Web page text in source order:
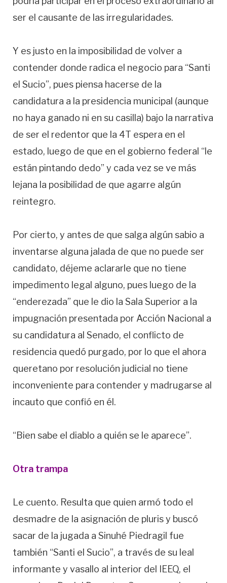
ser el causante de las irregularidades.
Y es justo en la imposibilidad de volver a
contender donde radica el negocio para “Santi
el Sucio”, pues piensa hacerse de la
candidatura a la presidencia municipal (aunque
no haya ganado ni en su casilla) bajo la narrativa
de ser el redentor que la 4T espera en el
estado, luego de que en el gobierno federal “le
están pintando dedo” y cada vez se ve más
lejana la posibilidad de que agarre algún
reintegro.
Por cierto, y antes de que salga algún sabio a
inventarse alguna jalada de que no puede ser
candidato, déjeme aclararle que no tiene
impedimento legal alguno, pues luego de la
“enderezada” que le dio la Sala Superior a la
impugnación presentada por Acción Nacional a
su candidatura al Senado, el conflicto de
residencia quedó purgado, por lo que el ahora
queretano por resolución judicial no tiene
inconveniente para contender y madrugarse al
incauto que confió en él.
“Bien sabe el diablo a quién se le aparece”.
Otra trampa
Le cuento. Resulta que quien armó todo el
desmadre de la asignación de pluris y buscó
sacar de la jugada a Sinuhé Piedragil fue
también “Santi el Sucio”, a través de su leal
informante y vasallo al interior del IEEQ, el